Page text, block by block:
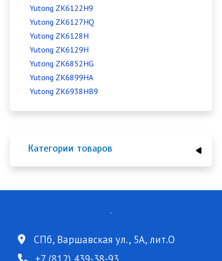
Yutong ZK6122H9
Yutong ZK6127HQ
Yutong ZK6128H
Yutong ZK6129H
Yutong ZK6852HG
Yutong ZK6899HA
Yutong ZK6938HB9
Категории товаров
СПб, Варшавская ул., 5А, лит.О